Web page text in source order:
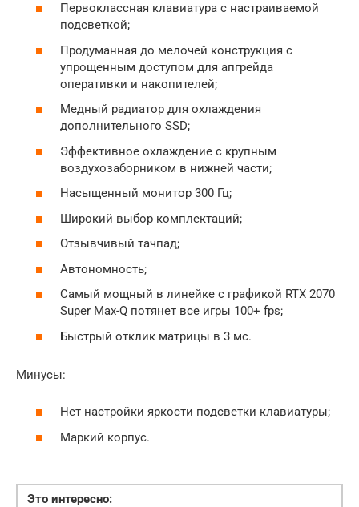
Первоклассная клавиатура с настраиваемой
подсветкой;
Продуманная до мелочей конструкция с
упрощенным доступом для апгрейда
оперативки и накопителей;
Медный радиатор для охлаждения
дополнительного SSD;
Эффективное охлаждение с крупным
воздухозаборником в нижней части;
Насыщенный монитор 300 Гц;
Широкий выбор комплектаций;
Отзывчивый тачпад;
Автономность;
Самый мощный в линейке с графикой RTX 2070
Super Max-Q потянет все игры 100+ fps;
Быстрый отклик матрицы в 3 мс.
Минусы:
Нет настройки яркости подсветки клавиатуры;
Маркий корпус.
Это интересно: